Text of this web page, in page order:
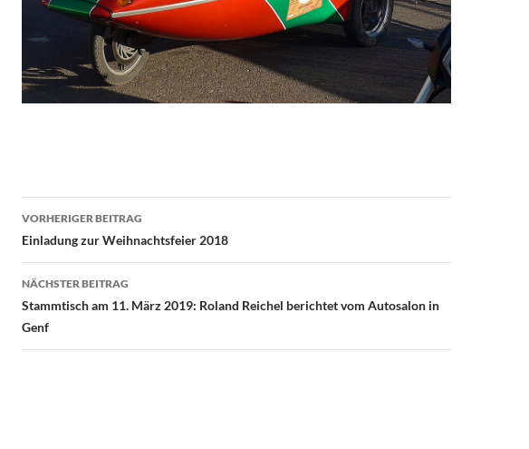
Beitragsnavigation
VORHERIGER BEITRAG
Einladung zur Weihnachtsfeier 2018
NÄCHSTER BEITRAG
Stammtisch am 11. März 2019: Roland Reichel berichtet vom Autosalon in
Genf